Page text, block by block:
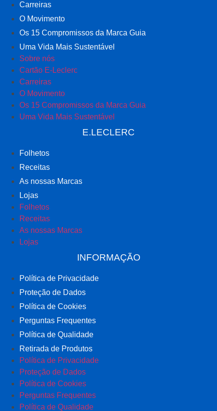
Carreiras
O Movimento
Os 15 Compromissos da Marca Guia
Uma Vida Mais Sustentável
Sobre nós
Cartão E-Leclerc
Carreiras
O Movimento
Os 15 Compromissos da Marca Guia
Uma Vida Mais Sustentável
E.LECLERC
Folhetos
Receitas
As nossas Marcas
Lojas
Folhetos
Receitas
As nossas Marcas
Lojas
INFORMAÇÃO
Política de Privacidade
Proteção de Dados
Política de Cookies
Perguntas Frequentes
Política de Qualidade
Retirada de Produtos
Política de Privacidade
Proteção de Dados
Política de Cookies
Perguntas Frequentes
Política de Qualidade